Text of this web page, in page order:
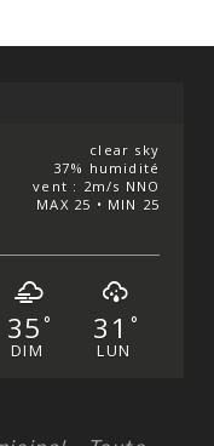
clear sky
37% humidité
vent : 2m/s NNO
MAX 25 • MIN 25
35 °
DIM
31 °
LUN